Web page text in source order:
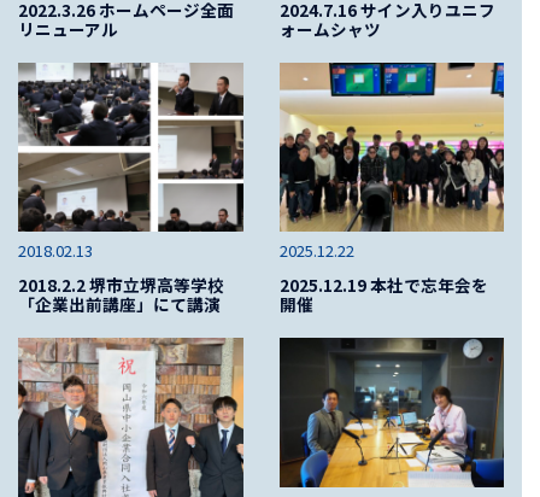
2022.3.26 ホームページ全面
リニューアル
2024.7.16 サイン入りユニフ
ォームシャツ
2018.02.13
2018.2.2 堺市立堺高等学校
「企業出前講座」にて講演
2025.12.22
2025.12.19 本社で忘年会を
開催